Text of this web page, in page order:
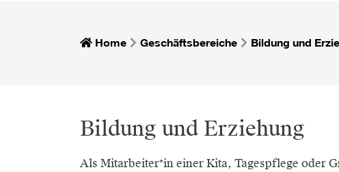
Home Geschäftsbereiche Bildung und
Bildung und Erziehung
Als Mitarbeiter*in einer Kita, Tagespflege oder